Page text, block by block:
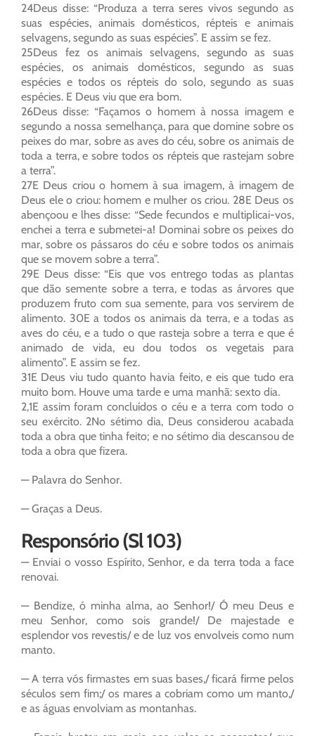
24Deus disse: “Produza a terra seres vivos segundo as
suas espécies, animais domésticos, répteis e animais
selvagens, segundo as suas espécies”. E assim se fez.
25Deus fez os animais selvagens, segundo as suas
espécies, os animais domésticos, segundo as suas
espécies e todos os répteis do solo, segundo as suas
espécies. E Deus viu que era bom.
26Deus disse: “Façamos o homem à nossa imagem e
segundo a nossa semelhança, para que domine sobre os
peixes do mar, sobre as aves do céu, sobre os animais de
toda a terra, e sobre todos os répteis que rastejam sobre
a terra”.
27E Deus criou o homem à sua imagem, à imagem de
Deus ele o criou: homem e mulher os criou. 28E Deus os
abençoou e lhes disse: “Sede fecundos e multiplicai-vos,
enchei a terra e submetei-a! Dominai sobre os peixes do
mar, sobre os pássaros do céu e sobre todos os animais
que se movem sobre a terra”.
29E Deus disse: “Eis que vos entrego todas as plantas
que dão semente sobre a terra, e todas as árvores que
produzem fruto com sua semente, para vos servirem de
alimento. 30E a todos os animais da terra, e a todas as
aves do céu, e a tudo o que rasteja sobre a terra e que é
animado de vida, eu dou todos os vegetais para
alimento”. E assim se fez.
31E Deus viu tudo quanto havia feito, e eis que tudo era
muito bom. Houve uma tarde e uma manhã: sexto dia.
2,1E assim foram concluídos o céu e a terra com todo o
seu exército. 2No sétimo dia, Deus considerou acabada
toda a obra que tinha feito; e no sétimo dia descansou de
toda a obra que fizera.
— Palavra do Senhor.
— Graças a Deus.
Responsório (Sl 103)
— Enviai o vosso Espírito, Senhor, e da terra toda a face
renovai.
— Bendize, ó minha alma, ao Senhor!/ Ó meu Deus e
meu Senhor, como sois grande!/ De majestade e
esplendor vos revestis/ e de luz vos envolveis como num
manto.
— A terra vós firmastes em suas bases,/ ficará firme pelos
séculos sem fim;/ os mares a cobriam como um manto,/
e as águas envolviam as montanhas.